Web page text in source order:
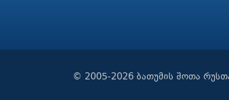
© 2005-2026 ბათუმის შოთა